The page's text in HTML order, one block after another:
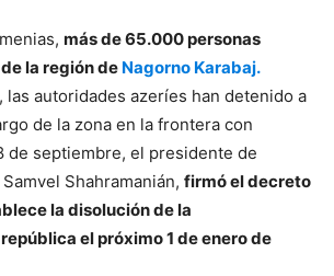
más de 65.000 personas
la región de Nagorno Karabaj.
las autoridades azeríes han detenido a
de la zona en la frontera con
de septiembre, el presidente de
Shahramanián, firmó el decreto
la disolución de la
el próximo 1 de enero de